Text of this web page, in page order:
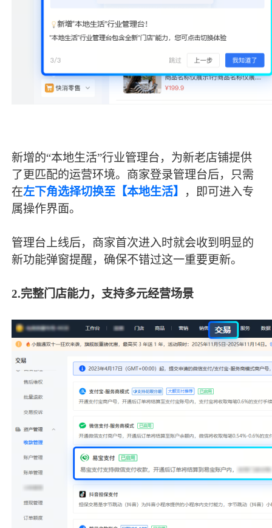
新增的“本地生活”行业管理台，为新老店铺提供
了更匹配的运营环境。商家登录管理台后，只需
在左下角选择切换至【本地生活】
，即可进入专
属操作界面。
管理台上线后，商家首次进入时就会收到明显的
新功能弹窗提醒，确保不错过这一重要更新。
2.完整门店能力，支持多元经营场景